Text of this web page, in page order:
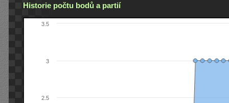
Historie počtu bodů a partií
2.5
3
3.5